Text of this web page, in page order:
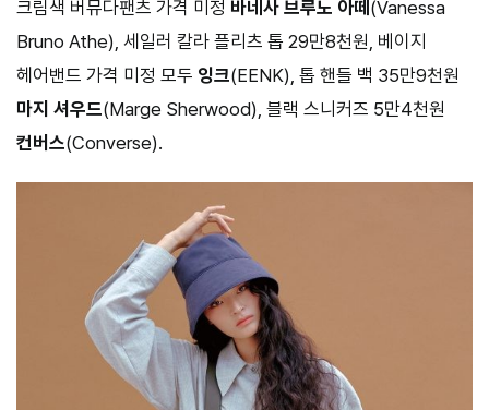
크림색 버뮤다팬츠 가격 미정 바네사 브루노 아떼 (Vanessa
Bruno Athe), 세일러 칼라 플리츠 톱 29만8천원, 베이지
헤어밴드 가격 미정 모두 잉크(EENK), 톱 핸들 백 35만9천원
마지 셔우드(Marge Sherwood), 블랙 스니커즈 5만4천원
컨버스(Converse).